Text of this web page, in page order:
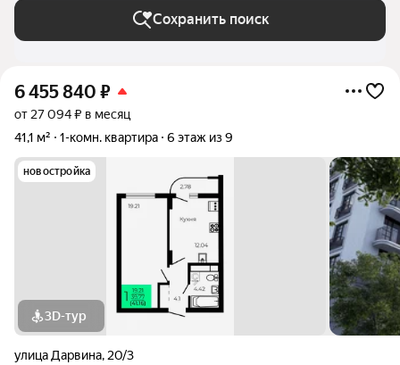
Сохранить поиск
6 455 840 ₽
от 27 094 ₽ в месяц
41,1 м²
1-комн. квартира 6 этаж из 9
новостройка
3D-тур
улица Дарвина, 20/3